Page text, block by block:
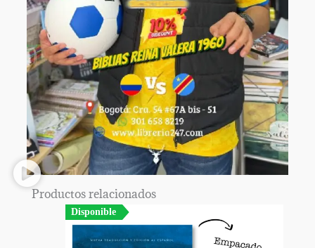
Productos relacionados
Disponible